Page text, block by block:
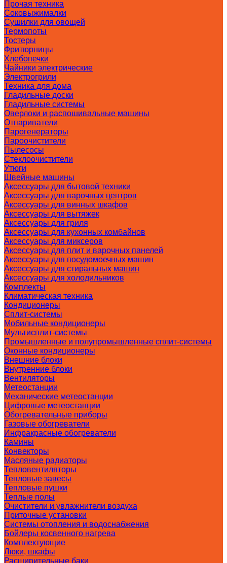
Прочая техника
Соковыжималки
Сушилки для овощей
Термопоты
Тостеры
Фритюрницы
Хлебопечки
Чайники электрические
Электрогрили
Техника для дома
Гладильные доски
Гладильные системы
Оверлоки и распошивальные машины
Отпариватели
Парогенераторы
Пароочистители
Пылесосы
Стеклоочистители
Утюги
Швейные машины
Аксессуары для бытовой техники
Аксессуары для варочных центров
Аксессуары для винных шкафов
Аксессуары для вытяжек
Аксессуары для гриля
Аксессуары для кухонных комбайнов
Аксессуары для миксеров
Аксессуары для плит и варочных панелей
Аксессуары для посудомоечных машин
Аксессуары для стиральных машин
Аксессуары для холодильников
Комплекты
Климатическая техника
Кондиционеры
Сплит-системы
Мобильные кондиционеры
Мультисплит-системы
Промышленные и полупромышленные сплит-системы
Оконные кондиционеры
Внешние блоки
Внутренние блоки
Вентиляторы
Метеостанции
Механические метеостанции
Цифровые метеостанции
Обогревательные приборы
Газовые обогреватели
Инфракрасные обогреватели
Камины
Конвекторы
Масляные радиаторы
Тепловентиляторы
Тепловые завесы
Тепловые пушки
Теплые полы
Очистители и увлажнители воздуха
Приточные установки
Системы отопления и водоснабжения
Бойлеры косвенного нагрева
Комплектующие
Люки, шкафы
Расширительные баки